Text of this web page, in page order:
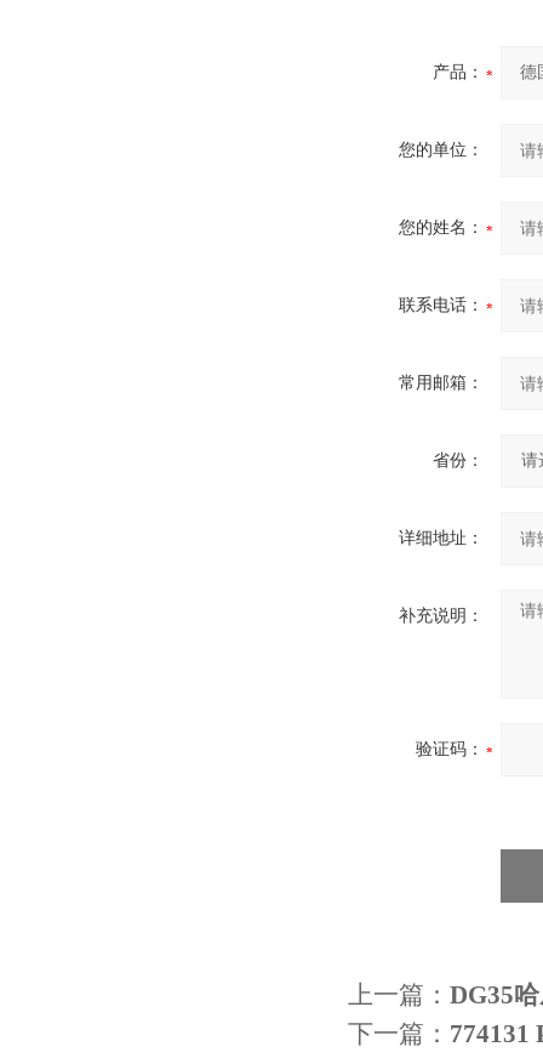
产品：
您的单位：
您的姓名：
联系电话：
常用邮箱：
省份：
详细地址：
补充说明：
验证码：
上一篇： DG35
下一篇： 774131